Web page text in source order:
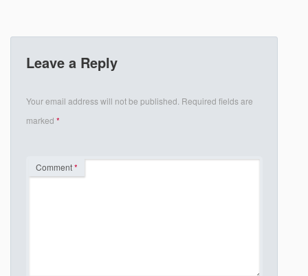
Leave a Reply
Your email address will not be published. Required fields are
marked*
Comment*